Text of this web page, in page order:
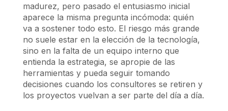
madurez, pero pasado el entusiasmo inicial
aparece la misma pregunta incómoda: quién
va a sostener todo esto. El riesgo más grande
no suele estar en la elección de la tecnología,
sino en la falta de un equipo interno que
entienda la estrategia, se apropie de las
herramientas y pueda seguir tomando
decisiones cuando los consultores se retiren y
los proyectos vuelvan a ser parte del día a día.